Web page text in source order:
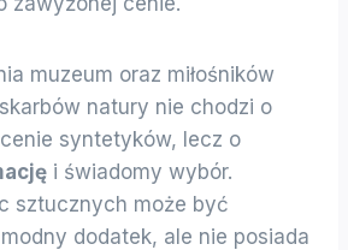
muzeum oraz miłośników
natury nie chodzi o
syntetyków, lecz o
i świadomy wybór.
sztucznych może być
dodatek, ale nie posiada